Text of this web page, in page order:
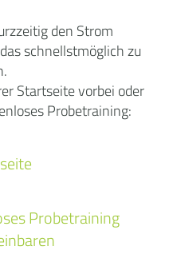
den Strom
schnellstmöglich zu
Startseite vorbei oder
Probetraining:
Probetraining